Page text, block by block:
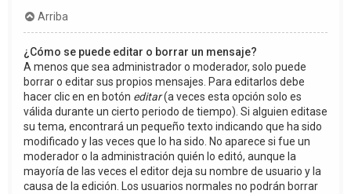
Arriba
¿Cómo se puede editar o borrar un mensaje?
A menos que sea administrador o moderador, solo puede
borrar o editar sus propios mensajes. Para editarlos debe
hacer clic en en botón editar(a veces esta opción solo es
válida durante un cierto periodo de tiempo). Si alguien editase
su tema, encontrará un pequeño texto indicando que ha sido
modificado y las veces que lo ha sido. No aparece si fue un
moderador o la administración quién lo editó, aunque la
mayoría de las veces el editor deja su nombre de usuario y la
causa de la edición. Los usuarios normales no podrán borrar